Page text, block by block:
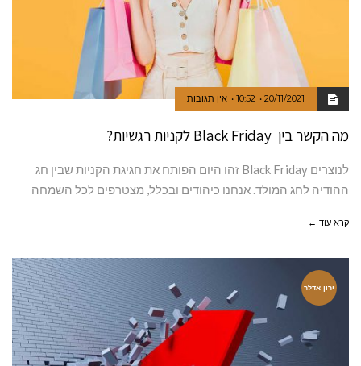
20/11/2021
10:52 אין תגובות
מה הקשר בין Black Friday לקניות רגשיות?
לנוצרים Black Friday זהו היום הפותח את חגיגת הקניות שבין חג
ההודיה לחג המולד. אנחנו כיהודים ובכלל, מצטרפים לכל השמחה
קרא עוד ←
ירון אדלר